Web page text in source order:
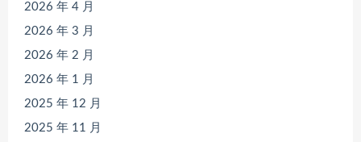
2026 年 4 月
2026 年 3 月
2026 年 2 月
2026 年 1 月
2025 年 12 月
2025 年 11 月